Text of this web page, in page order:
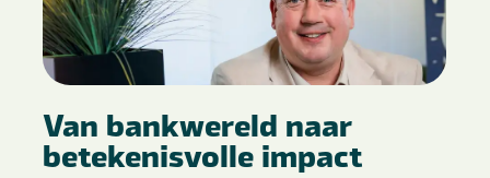
Van bankwereld naar
betekenisvolle impact